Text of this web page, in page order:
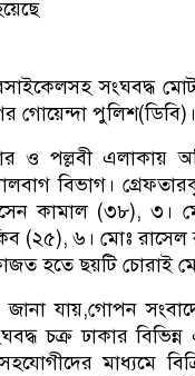
সংঘবদ্ধ
গোয়েন্দা পুলিশ(ডিবি)।
ও পল্লবী এলাকায়
বিভাগ।
কামাল (৩৮), ৩।
(২৫), ৬। মোঃ রাসেল
হতে ছয়টি চোরাই
জানা যায়,গোপন
চক্র ঢাকার
মাধ্যমে